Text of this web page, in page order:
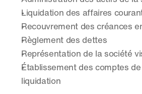
Liquidation des affaires
Recouvrement des créances
Règlement des dettes
Représentation de la société
Établissement des comptes
liquidation